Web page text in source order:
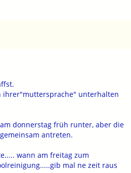
ihrer"muttersprache" unterhalten
donnerstag früh runter, aber die
antreten.
wann am freitag zum
mal ne zeit raus